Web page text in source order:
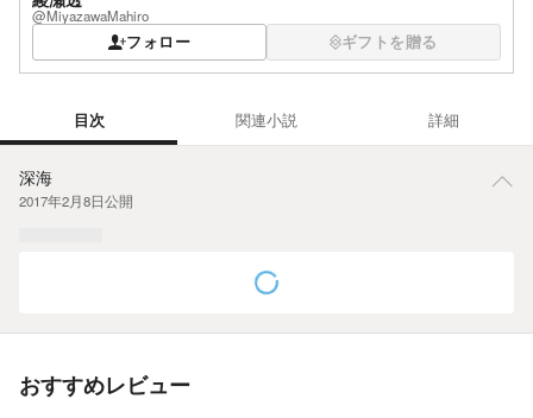
@MiyazawaMahiro
フォロー ギフトを贈る
目次 関連小説 詳細
深海
2017年2月8日公開
おすすめレビュー